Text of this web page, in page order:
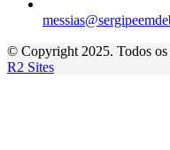
© Copyright 2025. Todos
R2 Sites